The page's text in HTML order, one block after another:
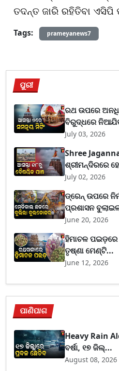
ତଦନ୍ତ ଜାରି ରହିତିବା ଏସିପି
Tags:
prameyanews7
ପୁରୀ
ରଥ ଉପରେ
ବିରୁଦ୍ଧରେ
July 03, 2026
Shree
ଶ୍ରୀମନ୍ଦିରରେ
July 02, 2026
ଡ୍ରେନ୍ ଉପରେ
ପ୍ରଶାସନ
June 20, 2026
ହିମାଚଳ ପଇଡ଼ରେ
ତୃଷ୍ଣା ମେଣ୍ଟି...
June 12, 2026
ପାଣିପାଗ
Heavy Rain
ବର୍ଷା, ୧୭ ଜିଲ୍...
August 08, 2026